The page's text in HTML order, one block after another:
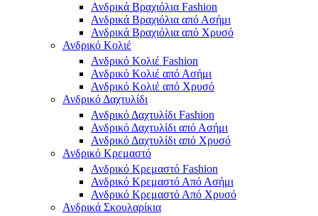
Ανδρικά Βραχιόλια Fashion
Ανδρικά Βραχιόλια από Ασήμι
Ανδρικά Βραχιόλια από Χρυσό
Ανδρικό Κολιέ
Ανδρικό Κολιέ Fashion
Ανδρικό Κολιέ από Ασήμι
Ανδρικό Κολιέ από Χρυσό
Ανδρικό Δαχτυλίδι
Ανδρικό Δαχτυλίδι Fashion
Ανδρικό Δαχτυλίδι από Ασήμι
Ανδρικό Δαχτυλίδι από Χρυσό
Ανδρικό Κρεμαστό
Ανδρικό Κρεμαστό Fashion
Ανδρικό Κρεμαστό Από Ασήμι
Ανδρικό Κρεμαστό Από Χρυσό
Ανδρικά Σκουλαρίκια